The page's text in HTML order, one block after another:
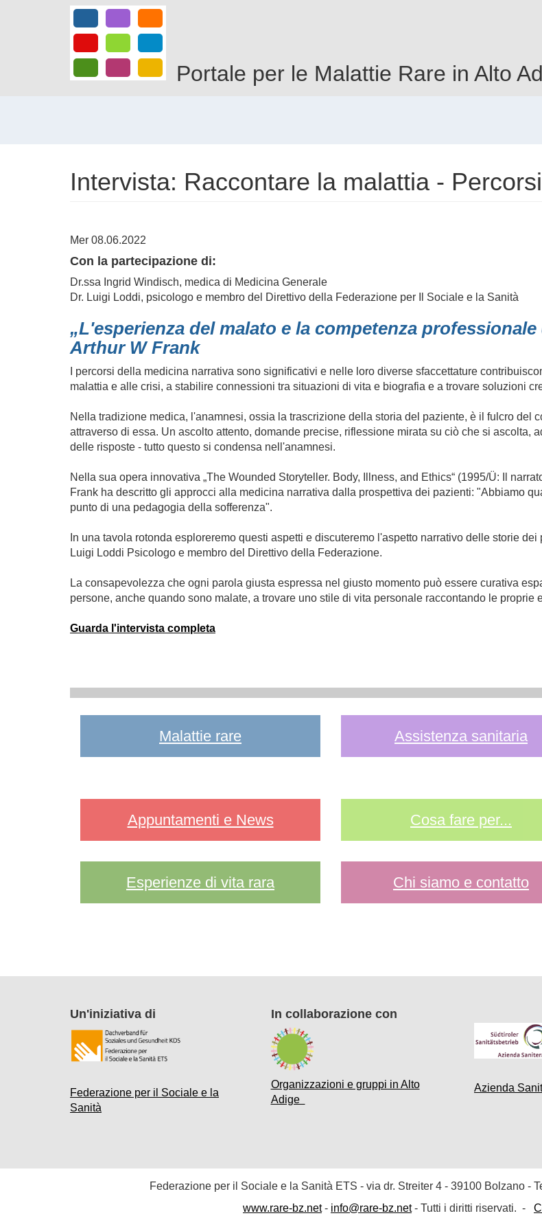
Portale per le Malattie Rare in Alto
Intervista: Raccontare la malattia -
Mer 08.06.2022
Con la partecipazione di:
Dr.ssa Ingrid Windisch, medica di Medicina Generale
Dr. Luigi Loddi, psicologo e membro del Direttivo della Federazione per Il Sociale e la Sanità
„L'esperienza del malato e la competenza
Arthur W Frank
I percorsi della medicina narrativa sono significativi e nelle loro diverse sfaccettature
malattia e alle crisi, a stabilire connessioni tra situazioni di vita e biografia e a trovare soluzioni
Nella tradizione medica, l'anamnesi, ossia la trascrizione della storia del paziente, è il fulcro del
attraverso di essa. Un ascolto attento, domande precise, riflessione mirata su ciò che si
delle risposte - tutto questo si condensa nell'anamnesi.
Nella sua opera innovativa „The Wounded Storyteller. Body, Illness, and Ethics“ (1995/Ü: Il
Frank ha descritto gli approcci alla medicina narrativa dalla prospettiva dei pazienti: "Abbiamo
punto di una pedagogia della sofferenza".
In una tavola rotonda esploreremo questi aspetti e discuteremo l'aspetto narrativo delle storie
Luigi Loddi Psicologo e membro del Direttivo della Federazione.
La consapevolezza che ogni parola giusta espressa nel giusto momento può essere curativa
persone, anche quando sono malate, a trovare uno stile di vita personale raccontando le
Guarda l'intervista completa
Malattie rare Assistenza sanitaria
Appuntamenti e News Cosa fare per...
Esperienze di vita rara Chi siamo e contatto
Un'iniziativa di
Federazione per il Sociale e la
Sanità
In collaborazione con
Organizzazioni e gruppi in Alto
Adige
Azienda
Federazione per il Sociale e la Sanità ETS - via dr. Streiter 4 - 39100 Bolzano -
www.rare-bz.net- info@rare-bz.net- Tutti i diritti riservati. -